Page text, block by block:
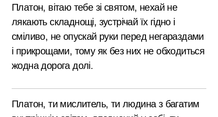
Платон, вітаю тебе зі святом, нехай не
лякають складнощі, зустрічай їх гідно і
сміливо, не опускай руки перед негараздами
і прикрощами, тому як без них не обходиться
жодна дорога долі.
Платон, ти мислитель, ти людина з багатим